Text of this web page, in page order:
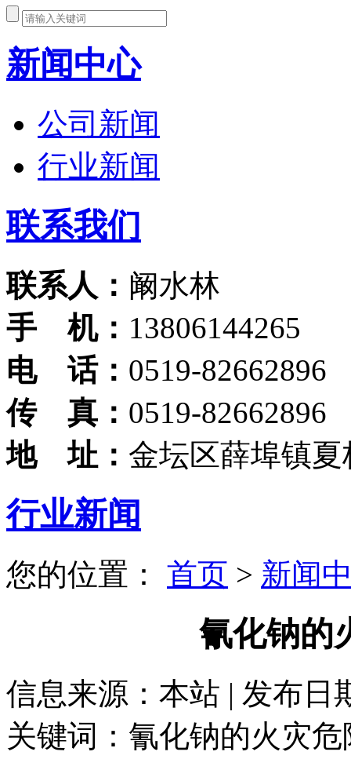
新闻中心
公司新闻
行业新闻
联系我们
联系人： 阚水林
手 机： 13806144265
电 话： 0519-82662896
传 真： 0519-82662896
地 址： 金坛区薛埠镇夏
行业新闻
您的位置： 首页 > 新闻
氰化钠的
信息来源：本站 | 发布日
关键词：氰化钠的火灾